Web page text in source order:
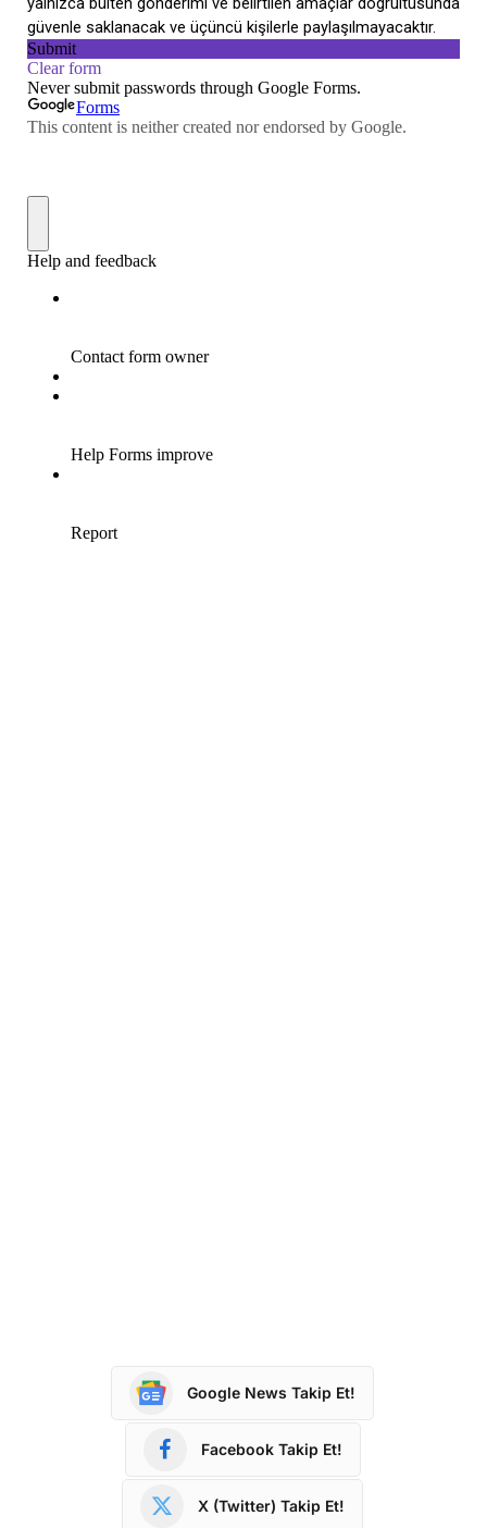
Google News Takip Et!
Facebook Takip Et!
X (Twitter) Takip Et!